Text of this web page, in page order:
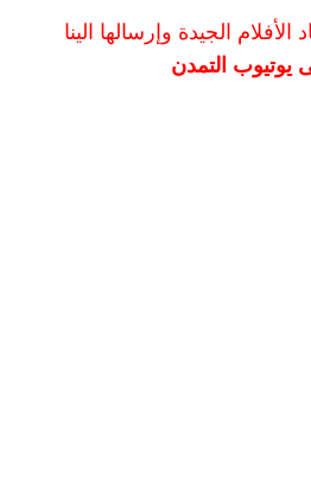
الجيدة وإرسالها الينا
يوتيوب التمدن